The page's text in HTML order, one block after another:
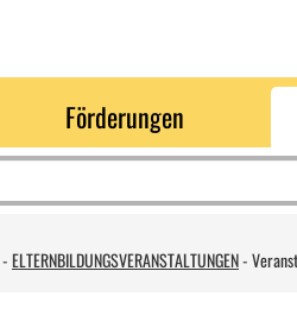
Förderungen
-ELTERNBILDUNGSVERANSTALTUNGEN-